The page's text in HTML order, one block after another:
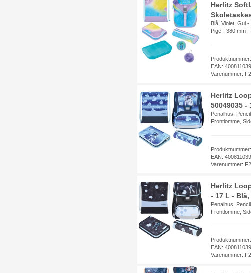
Herlitz
Blå, Violet, Gul
Pige - 380 mm
EAN:
Varenummer:
Herlitz
50049035 -
Penalhus,
Frontlomme,
EAN:
Varenummer:
Herlitz
- 17 L -
Penalhus,
Frontlomme,
EAN:
Varenummer: